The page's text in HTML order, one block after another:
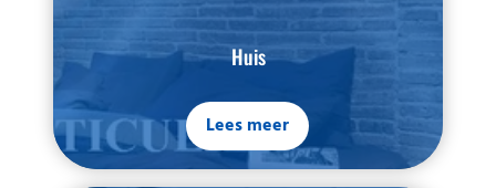
Huis
Lees meer